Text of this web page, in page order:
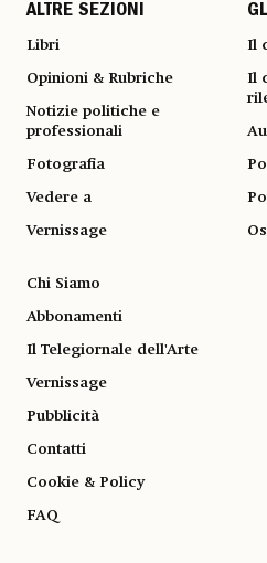
ALTRE SEZIONI
Libri
Opinioni & Rubriche
Notizie politiche e
professionali
Fotografia
Vedere a
Vernissage
Il
Il
Chi Siamo
Abbonamenti
Il Telegiornale dell'Arte
Vernissage
Pubblicità
Contatti
Cookie & Policy
FAQ